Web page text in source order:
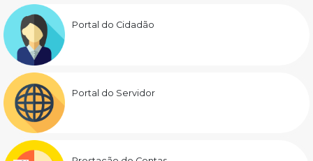
Portal do Cidadão
Portal do Servidor